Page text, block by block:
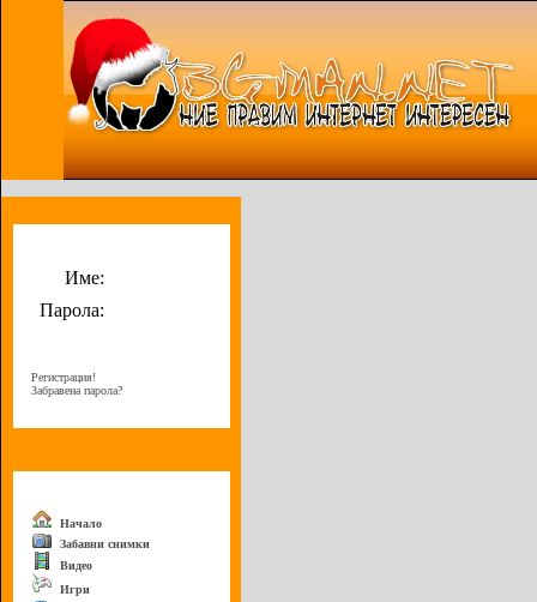
Име:
Парола:
Регистрация!
Забравена парола?
Начало
Забавни снимки
Видео
Игри